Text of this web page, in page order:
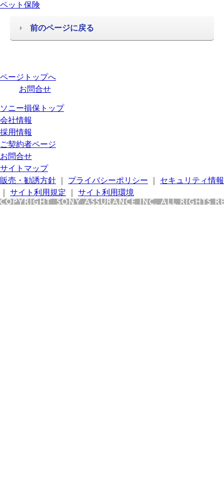
ペット保険
前のページに戻る
ページトップへ
お問合せ
ソニー損保トップ
会社情報
採用情報
ご契約者ページ
お問合せ
サイトマップ
販売・勧誘方針
プライバシーポリシー
セキュリティ情報
サイト利用規定 サイト利用環境